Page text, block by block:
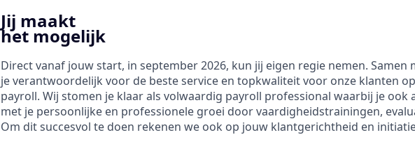
Jij maakt
het mogelijk
Direct vanaf jouw start, in september 2026, kun jij eigen regie nemen. Samen
je verantwoordelijk voor de beste service en topkwaliteit voor onze klanten
payroll. Wij stomen je klaar als volwaardig payroll professional waarbij je ook
met je persoonlijke en professionele groei door vaardigheidstrainingen,
Om dit succesvol te doen rekenen we ook op jouw klantgerichtheid en